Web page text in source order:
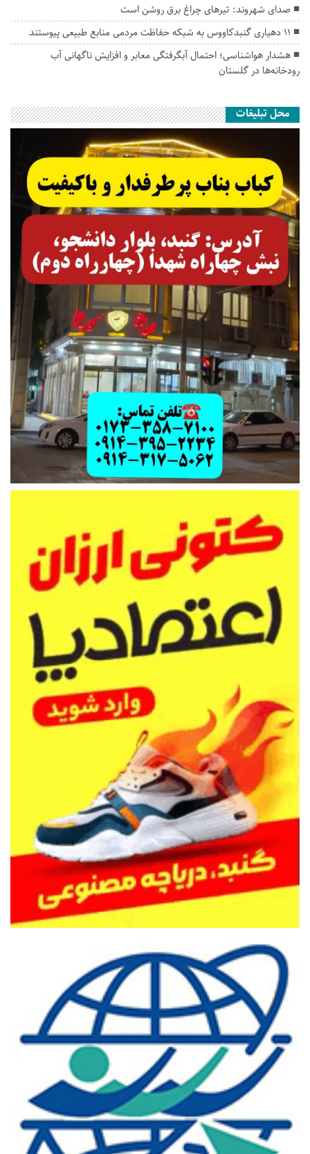
صدای شهروند: تیرهای چراغ برق روشن است
۱۱ دهیاری گنبدکاووس به شبکه حفاظت مردمی منابع طبیعی پیوستند
هشدار هواشناسی؛ احتمال آبگرفتگی معابر و افزایش ناگهانی آب
رودخانه‌ها در گلستان
محل تبلیغات